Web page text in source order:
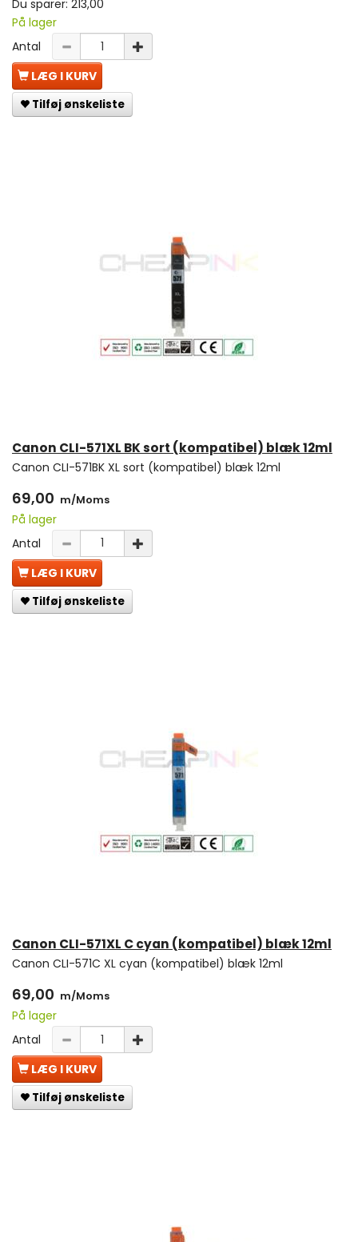
Du sparer: 213,00
På lager
Antal
LÆG I KURV
Tilføj ønskeliste
Canon CLI-571XL BK sort (kompatibel) blæk 12ml
Canon CLI-571BK XL sort (kompatibel) blæk 12ml
69,00 m/Moms
På lager
Antal
LÆG I KURV
Tilføj ønskeliste
Canon CLI-571XL C cyan (kompatibel) blæk 12ml
Canon CLI-571C XL cyan (kompatibel) blæk 12ml
69,00 m/Moms
På lager
Antal
LÆG I KURV
Tilføj ønskeliste